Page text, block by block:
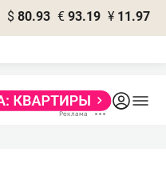
$ 80.93 € 93.19 ¥ 11.97